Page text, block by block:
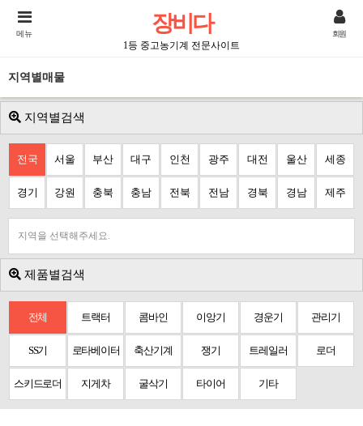
장비다
1등 중고농기계 전문사이트
메뉴 회원
지역별매물
지역별검색
전국 서울 부산 대구 인천 광주 대전 울산 세종
경기 강원 충북 충남 전북 전남 경북 경남 제주
지역을 선택해주세요.
제품별검색
전체 트랙터 콤바인 이앙기 경운기 관리기
SS기 로타베이터 축산기계 쟁기 트레일러 로더
스키드로더 지게차 굴삭기 타이어 기타